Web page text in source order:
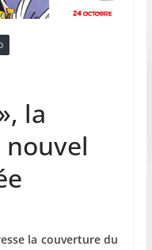
la
la couverture du